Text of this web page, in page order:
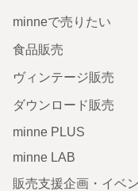
minneで売りたい
食品販売
ヴィンテージ販売
ダウンロード販売
minne PLUS
minne LAB
販売支援企画・イベ